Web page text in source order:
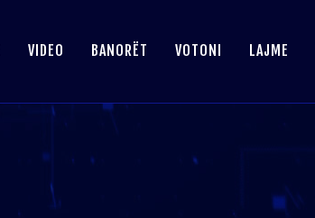
VIDEO BANORËT VOTONI LAJME